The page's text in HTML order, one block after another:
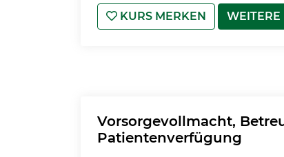
KURS MERKEN WEITERE
Vorsorgevollmacht,
Patientenverfügung